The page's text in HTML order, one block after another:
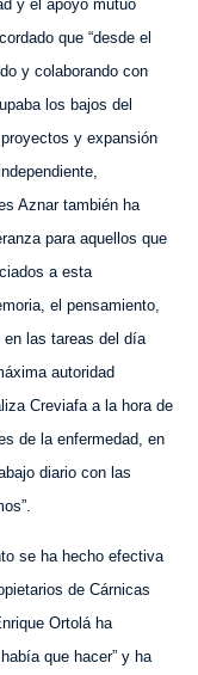
y el apoyo mutuo
que “desde el
y colaborando con
los bajos del
y expansión
Aznar también ha
para aquellos que
a esta
el pensamiento,
en las tareas del día
autoridad
Creviafa a la hora de
de la enfermedad, en
diario con las
se ha hecho efectiva
de Cárnicas
Ortolá ha
que hacer” y ha